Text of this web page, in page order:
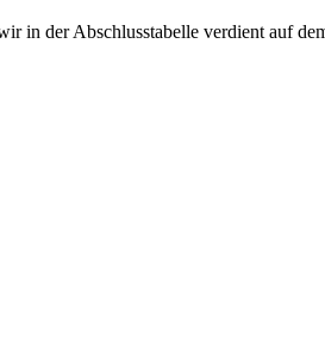
in der Abschlusstabelle verdient auf